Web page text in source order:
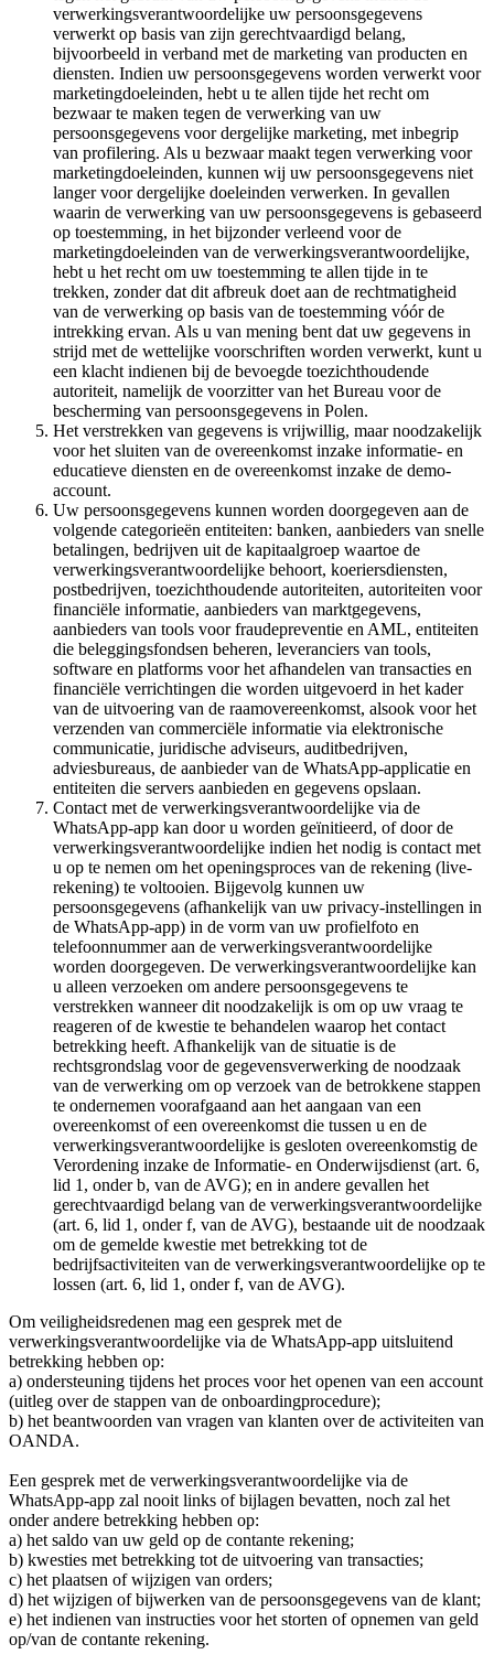
verwerkingsverantwoordelijke uw persoonsgegevens
verwerkt op basis van zijn gerechtvaardigd belang,
bijvoorbeeld in verband met de marketing van producten en
diensten. Indien uw persoonsgegevens worden verwerkt voor
marketingdoeleinden, hebt u te allen tijde het recht om
bezwaar te maken tegen de verwerking van uw
persoonsgegevens voor dergelijke marketing, met inbegrip
van profilering. Als u bezwaar maakt tegen verwerking voor
marketingdoeleinden, kunnen wij uw persoonsgegevens niet
langer voor dergelijke doeleinden verwerken. In gevallen
waarin de verwerking van uw persoonsgegevens is gebaseerd
op toestemming, in het bijzonder verleend voor de
marketingdoeleinden van de verwerkingsverantwoordelijke,
hebt u het recht om uw toestemming te allen tijde in te
trekken, zonder dat dit afbreuk doet aan de rechtmatigheid
van de verwerking op basis van de toestemming vóór de
intrekking ervan. Als u van mening bent dat uw gegevens in
strijd met de wettelijke voorschriften worden verwerkt, kunt u
een klacht indienen bij de bevoegde toezichthoudende
autoriteit, namelijk de voorzitter van het Bureau voor de
bescherming van persoonsgegevens in Polen.
Het verstrekken van gegevens is vrijwillig, maar noodzakelijk
voor het sluiten van de overeenkomst inzake informatie- en
educatieve diensten en de overeenkomst inzake de demo-
account.
Uw persoonsgegevens kunnen worden doorgegeven aan de
volgende categorieën entiteiten: banken, aanbieders van snelle
betalingen, bedrijven uit de kapitaalgroep waartoe de
verwerkingsverantwoordelijke behoort, koeriersdiensten,
postbedrijven, toezichthoudende autoriteiten, autoriteiten voor
financiële informatie, aanbieders van marktgegevens,
aanbieders van tools voor fraudepreventie en AML, entiteiten
die beleggingsfondsen beheren, leveranciers van tools,
software en platforms voor het afhandelen van transacties en
financiële verrichtingen die worden uitgevoerd in het kader
van de uitvoering van de raamovereenkomst, alsook voor het
verzenden van commerciële informatie via elektronische
communicatie, juridische adviseurs, auditbedrijven,
adviesbureaus, de aanbieder van de WhatsApp-applicatie en
entiteiten die servers aanbieden en gegevens opslaan.
Contact met de verwerkingsverantwoordelijke via de
WhatsApp-app kan door u worden geïnitieerd, of door de
verwerkingsverantwoordelijke indien het nodig is contact met
u op te nemen om het openingsproces van de rekening (live-
rekening) te voltooien. Bijgevolg kunnen uw
persoonsgegevens (afhankelijk van uw privacy-instellingen in
de WhatsApp-app) in de vorm van uw profielfoto en
telefoonnummer aan de verwerkingsverantwoordelijke
worden doorgegeven. De verwerkingsverantwoordelijke kan
u alleen verzoeken om andere persoonsgegevens te
verstrekken wanneer dit noodzakelijk is om op uw vraag te
reageren of de kwestie te behandelen waarop het contact
betrekking heeft. Afhankelijk van de situatie is de
rechtsgrondslag voor de gegevensverwerking de noodzaak
van de verwerking om op verzoek van de betrokkene stappen
te ondernemen voorafgaand aan het aangaan van een
overeenkomst of een overeenkomst die tussen u en de
verwerkingsverantwoordelijke is gesloten overeenkomstig de
Verordening inzake de Informatie- en Onderwijsdienst (art. 6,
lid 1, onder b, van de AVG); en in andere gevallen het
gerechtvaardigd belang van de verwerkingsverantwoordelijke
(art. 6, lid 1, onder f, van de AVG), bestaande uit de noodzaak
om de gemelde kwestie met betrekking tot de
bedrijfsactiviteiten van de verwerkingsverantwoordelijke op te
lossen (art. 6, lid 1, onder f, van de AVG).
Om veiligheidsredenen mag een gesprek met de
verwerkingsverantwoordelijke via de WhatsApp-app uitsluitend
betrekking hebben op:
a) ondersteuning tijdens het proces voor het openen van een account
(uitleg over de stappen van de onboardingprocedure);
b) het beantwoorden van vragen van klanten over de activiteiten van
OANDA.
Een gesprek met de verwerkingsverantwoordelijke via de
WhatsApp-app zal nooit links of bijlagen bevatten, noch zal het
onder andere betrekking hebben op:
a) het saldo van uw geld op de contante rekening;
b) kwesties met betrekking tot de uitvoering van transacties;
c) het plaatsen of wijzigen van orders;
d) het wijzigen of bijwerken van de persoonsgegevens van de klant;
e) het indienen van instructies voor het storten of opnemen van geld
op/van de contante rekening.